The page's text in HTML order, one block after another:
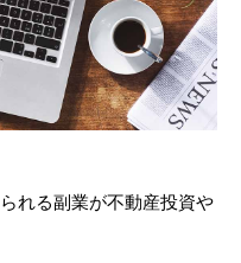
れる副業が不動産投資や